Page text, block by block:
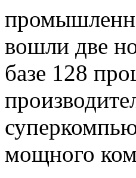
вошли две
базе 128
мощного